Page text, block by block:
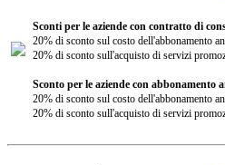
Sconti per le aziende con contratto di
20% di sconto sul costo dell'abbonamento
20% di sconto sull'acquisto di servizi
Sconto per le aziende con abbonamento
20% di sconto sul costo dell'abbonamento
20% di sconto sull'acquisto di servizi